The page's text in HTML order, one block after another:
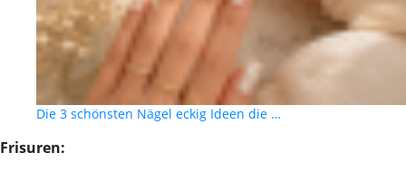
Die 3 schönsten Nägel eckig Ideen die …
Frisuren: